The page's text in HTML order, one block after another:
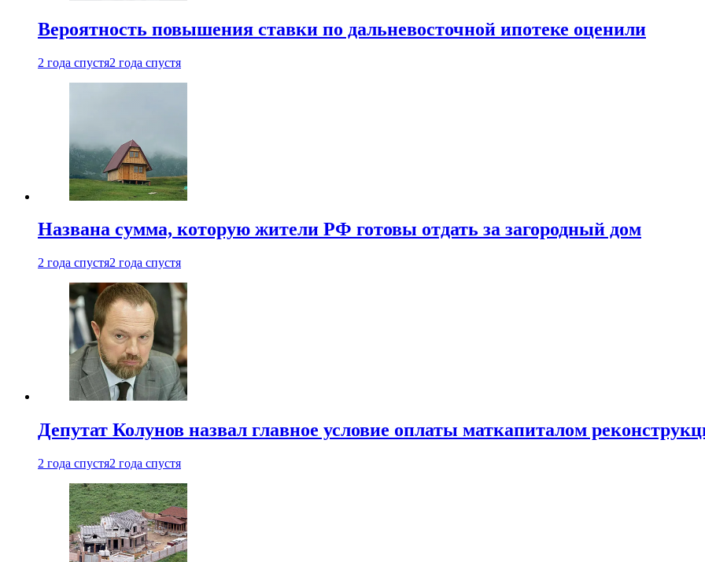
Вероятность повышения ставки по дальневосточной ипотеке оценили
2 года спустя2 года спустя
Названа сумма, которую жители РФ готовы отдать за загородный дом
2 года спустя2 года спустя
Депутат Колунов назвал главное условие оплаты маткапиталом
2 года спустя2 года спустя